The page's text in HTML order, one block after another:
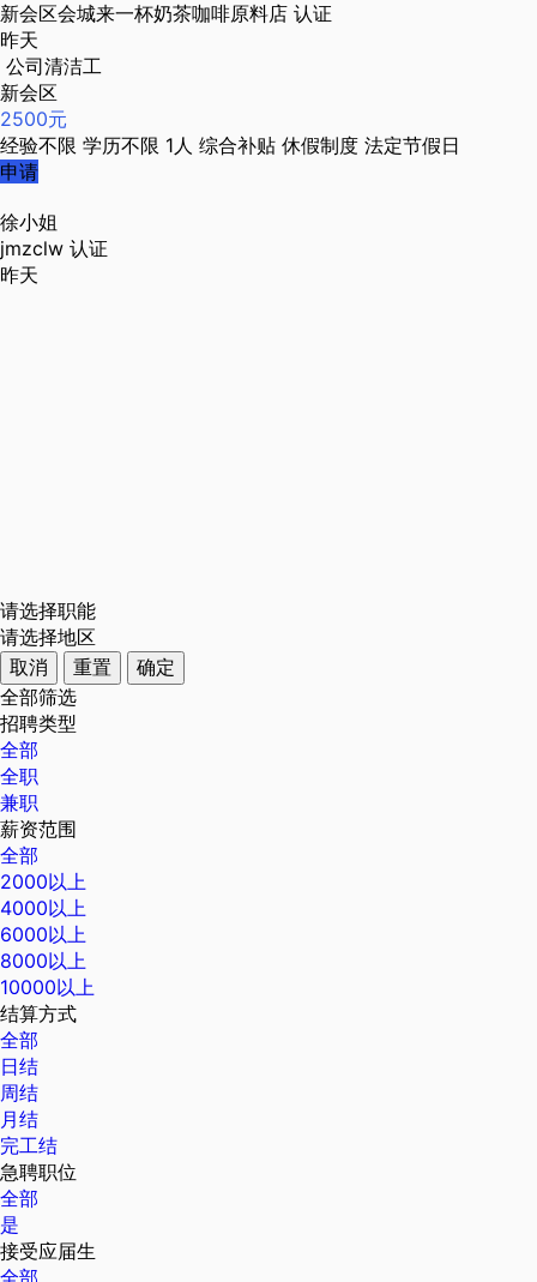
新会区会城来一杯奶茶咖啡原料店 认证
昨天
公司清洁工
新会区
2500元
经验不限 学历不限 1人 综合补贴 休假制度 法定节假日
申请
徐小姐
jmzclw 认证
昨天
请选择职能
请选择地区
取消
重置
确定
全部筛选
招聘类型
全部
全职
兼职
薪资范围
全部
2000以上
4000以上
6000以上
8000以上
10000以上
结算方式
全部
日结
周结
月结
完工结
急聘职位
全部
是
接受应届生